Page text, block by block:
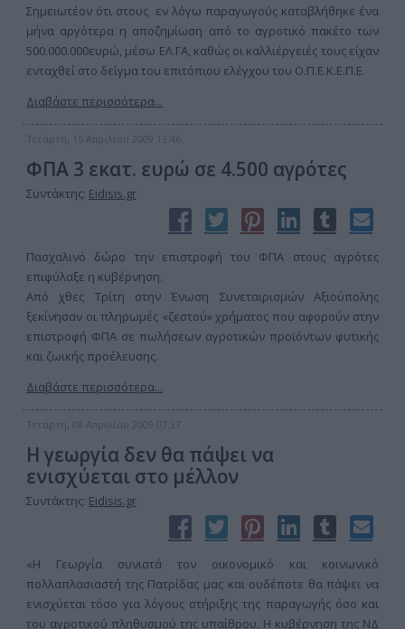
Σημειωτέον ότι στους εν λόγω παραγωγούς καταβλήθηκε ένα
μήνα αργότερα η αποζημίωση από το αγροτικό πακέτο των
500.000.000ευρώ, μέσω ΕΛ.ΓΑ, καθώς οι καλλιέργειές τους είχαν
ενταχθεί στο δείγμα του επιτόπιου ελέγχου του Ο.Π.Ε.Κ.Ε.Π.Ε.
Διαβάστε περισσότερα...
Τετάρτη, 15 Απριλίου 2009 13:46
ΦΠΑ 3 εκατ. ευρώ σε 4.500 αγρότες
Συντάκτης: Eidisis.gr
Πασχαλινό δώρο την επιστροφή του ΦΠΑ στους αγρότες
επιφύλαξε η κυβέρνηση.
Από χθες Τρίτη στην Ένωση Συνεταιρισμών Αξιούπολης
ξεκίνησαν οι πληρωμές «ζεστού» χρήματος που αφορούν στην
επιστροφή ΦΠΑ σε πωλήσεων αγροτικών προϊόντων φυτικής
και ζωικής προέλευσης.
Διαβάστε περισσότερα...
Τετάρτη, 08 Απριλίου 2009 07:37
Η γεωργία δεν θα πάψει να
ενισχύεται στο μέλλον
Συντάκτης: Eidisis.gr
«Η Γεωργία συνιστά τον οικονομικό και κοινωνικό
πολλαπλασιαστή της Πατρίδας μας και ουδέποτε θα πάψει να
ενισχύεται τόσο για λόγους στήριξης της παραγωγής όσο και
του αγροτικού πληθυσμού της υπαίθρου. Η κυβέρνηση της ΝΔ